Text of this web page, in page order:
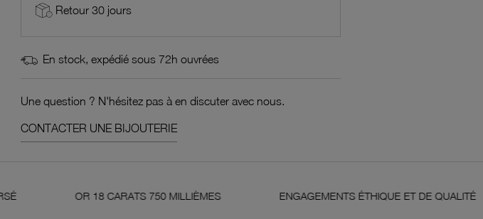
Retour 30 jours
En stock, expédié sous 72h ouvrées
Une question ? N'hésitez pas à en discuter avec nous.
CONTACTER UNE BIJOUTERIE
OR 18 CARATS 750 MILLIÈMES ENGAGEMENTS ÉTHIQUE ET DE QUALITÉ